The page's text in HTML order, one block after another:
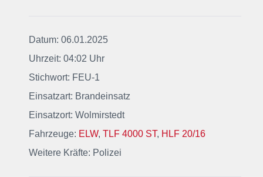
Datum: 06.01.2025
Uhrzeit: 04:02 Uhr
Stichwort: FEU-1
Einsatzart: Brandeinsatz
Einsatzort: Wolmirstedt
Fahrzeuge: ELW, TLF 4000 ST, HLF 20/16
Weitere Kräfte: Polizei